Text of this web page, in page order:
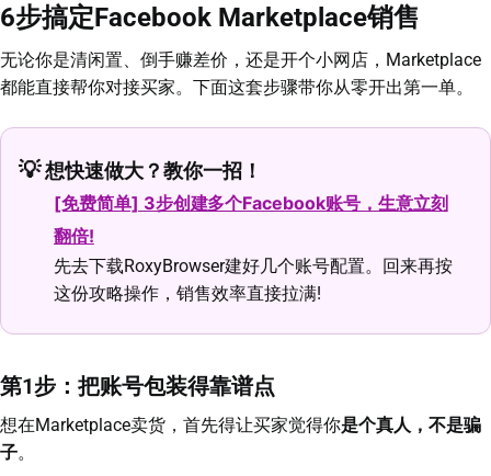
6步搞定Facebook Marketplace销售
无论你是清闲置、倒手赚差价，还是开个小网店，Marketplace
都能直接帮你对接买家。下面这套步骤带你从零开出第一单。
💡想快速做大？教你一招！
[免费简单] 3步创建多个Facebook账号，生意立刻
翻倍!
先去下载RoxyBrowser建好几个账号配置。回来再按
这份攻略操作，销售效率直接拉满!
第1步：把账号包装得靠谱点
想在Marketplace卖货，首先得让买家觉得你是个真人，不是骗
子。